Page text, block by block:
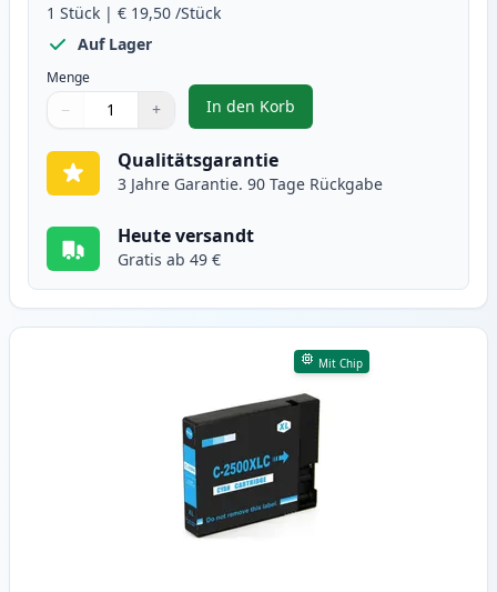
1 Stück | € 19,50 /Stück
Auf Lager
Menge
Verwenden Sie die Tasten, um anzupassen
− +
1
In den Korb
, Canon PGI-2500XLBK schwarz
Qualitätsgarantie
3 Jahre Garantie. 90 Tage Rückgabe
Heute versandt
Gratis ab 49 €
Mit Chip